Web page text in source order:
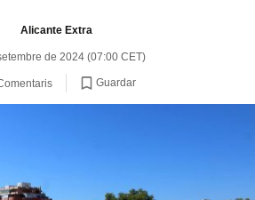
Alicante Extra
de 2024 (07:00 CET)
Guardar